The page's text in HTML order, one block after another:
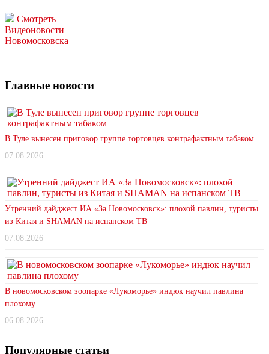
Смотреть
Видеоновости
Новомосковска
Главные новости
В Туле вынесен приговор группе торговцев контрафактным табаком
07.08.2026
Утренний дайджест ИА «За Новомосковск»: плохой павлин, туристы
из Китая и SHAMAN на испанском ТВ
07.08.2026
В новомосковском зоопарке «Лукоморье» индюк научил павлина
плохому
06.08.2026
Популярные статьи